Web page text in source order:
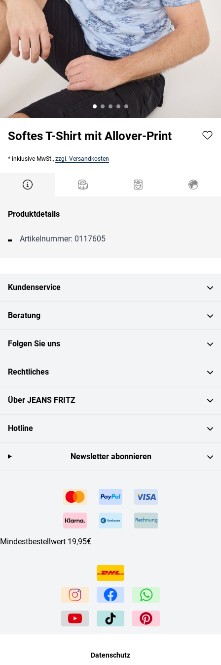
Softes T-Shirt mit Allover-Print
* inklusive MwSt., zzgl. Versandkosten
Produktdetails
Artikelnummer: 0117605
Kundenservice
Beratung
Folgen Sie uns
Rechtliches
Über JEANS FRITZ
Hotline
Rechnung
Mindestbestellwert 19,95€
Newsletter abonnieren
Datenschutz